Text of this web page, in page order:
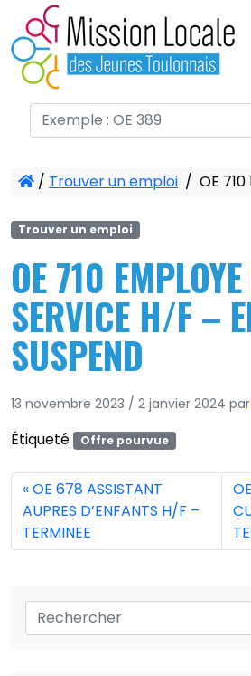
/ Trouver un emploi / OE 710
Trouver un emploi
OE 710
SERVICE H/F –
SUSPEND
13 novembre 2023 / 2 janvier 2024 par
Étiqueté Offre pourvue
OE 678 ASSISTANT
AUPRES D’ENFANTS H/F –
TERMINEE
Panneau de gestion des cookies